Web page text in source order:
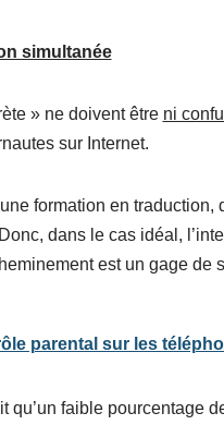
simultanée
» ne doivent être ni
sur Internet.
formation en traduction,
dans le cas idéal,
est un gage de
parental sur les
faible pourcentage